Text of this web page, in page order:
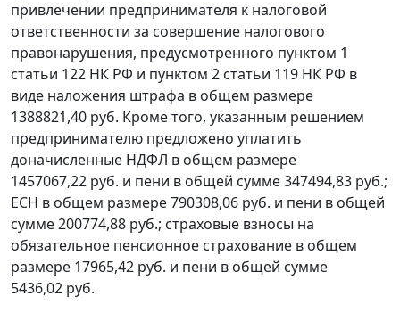
привлечении предпринимателя к налоговой
ответственности за совершение налогового
правонарушения, предусмотренного пунктом 1
статьи 122 НК РФ и пунктом 2 статьи 119 НК РФ в
виде наложения штрафа в общем размере
1388821,40 руб. Кроме того, указанным решением
предпринимателю предложено уплатить
доначисленные НДФЛ в общем размере
1457067,22 руб. и пени в общей сумме 347494,83 руб.;
ЕСН в общем размере 790308,06 руб. и пени в общей
сумме 200774,88 руб.; страховые взносы на
обязательное пенсионное страхование в общем
размере 17965,42 руб. и пени в общей сумме
5436,02 руб.